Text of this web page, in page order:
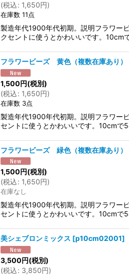
(税込: 1,650円)
在庫数 11点
製造年代1900年代初期。説明フラワー
クセントに使うとかわいいです。10cm
フラワービーズ 黄色（複数在庫あり）
1,500円(税別)
(税込: 1,650円)
在庫数 3点
製造年代1900年代初期。説明フラワー
セントに使うとかわいいです。10cmで
フラワービーズ 緑色（複数在庫あり）
1,500円(税別)
(税込: 1,650円)
在庫なし
製造年代1900年代初期。説明フラワー
セントに使うとかわいいです。10cmで
美シェブロンミックス [p10cm02001]
3,500円(税別)
(税込: 3,850円)